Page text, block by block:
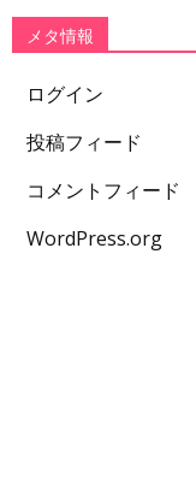
メタ情報
ログイン
投稿フィード
コメントフィード
WordPress.org